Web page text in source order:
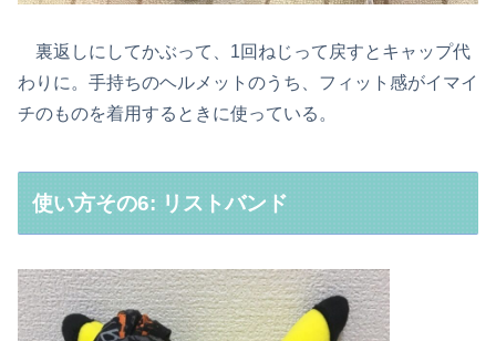
裏返しにしてかぶって、1回ねじって戻すとキャップ代
わりに。手持ちのヘルメットのうち、フィット感がイマイ
チのものを着用するときに使っている。
使い方その6: リストバンド